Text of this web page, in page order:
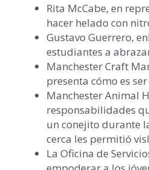
Rita McCabe, en
hacer helado con
Gustavo Guerrero,
estudiantes a
Manchester Craft
presenta cómo es
Manchester Animal
responsabilidades
un conejito durante
cerca les permitió
La Oficina de